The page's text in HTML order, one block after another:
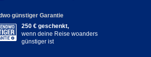
günstiger Garantie
250 € geschenkt,
wenn deine Reise woanders
günstiger ist